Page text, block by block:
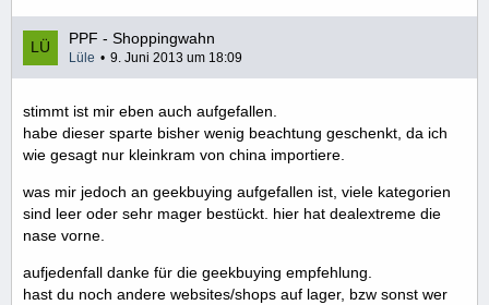
PPF - Shoppingwahn
Lüle 9. Juni 2013 um 18:09
stimmt ist mir eben auch aufgefallen.
habe dieser sparte bisher wenig beachtung geschenkt, da ich
wie gesagt nur kleinkram von china importiere.
was mir jedoch an geekbuying aufgefallen ist, viele kategorien
sind leer oder sehr mager bestückt. hier hat dealextreme die
nase vorne.
aufjedenfall danke für die geekbuying empfehlung.
hast du noch andere websites/shops auf lager, bzw sonst wer